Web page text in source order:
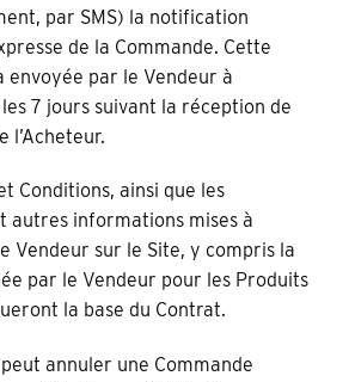
par SMS) la notification
de la Commande. Cette
envoyée par le Vendeur à
les 7 jours suivant la réception de
l’Acheteur.
Conditions, ainsi que les
autres informations mises à
Vendeur sur le Site, y compris la
par le Vendeur pour les Produits
la base du Contrat.
annuler une Commande